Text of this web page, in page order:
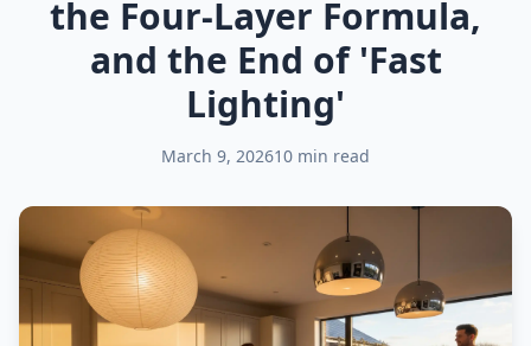
the Four-Layer Formula,
and the End of 'Fast
Lighting'
March 9, 202610 min read